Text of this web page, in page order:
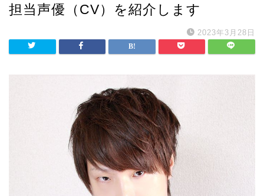
担当声優（CV）を紹介します
2023年3月28日